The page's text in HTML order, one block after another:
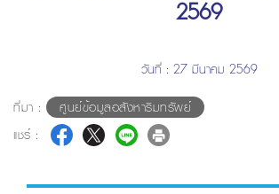
2569
วันที่ : 27 มีนาคม 2569
ที่มา :
ศูนย์ข้อมูลอสังหาริมทรัพย์
แชร์ :